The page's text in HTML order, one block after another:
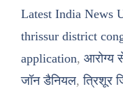
Latest India News
thrissur district
application, आरोग्य
जॉन डैनियल,त्रिशूर